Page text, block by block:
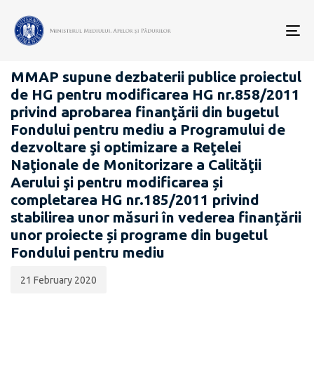
PROIECTE ACTE NORMATIVE
MMAP supune dezbaterii publice proiectul
de HG pentru modificarea HG nr.858/2011
privind aprobarea finanţării din bugetul
Fondului pentru mediu a Programului de
dezvoltare şi optimizare a Reţelei
Naţionale de Monitorizare a Calităţii
Aerului şi pentru modificarea și
completarea HG nr.185/2011 privind
stabilirea unor măsuri în vederea finanțării
unor proiecte și programe din bugetul
Fondului pentru mediu
publicării:
21 February 2020